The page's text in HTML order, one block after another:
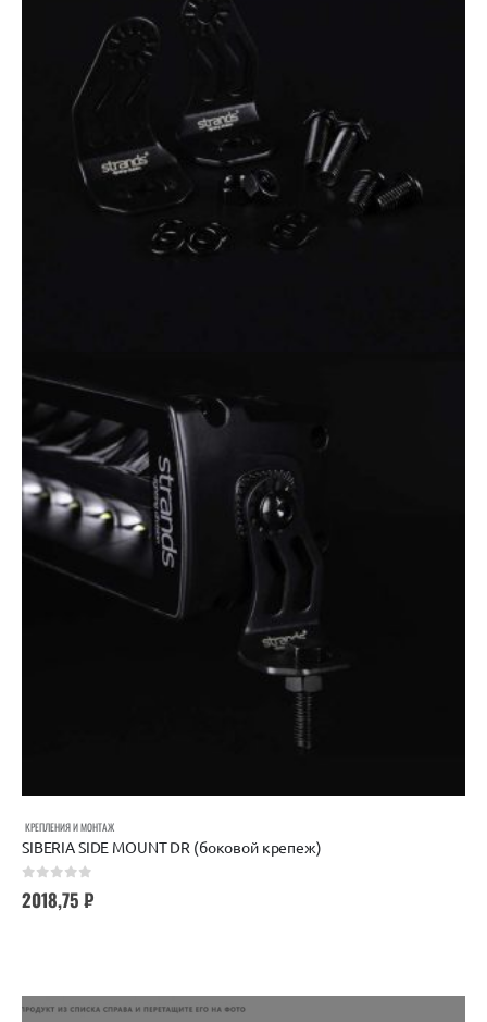
КРЕПЛЕНИЯ И МОНТАЖ
SIBERIA SIDE MOUNT DR (боковой крепеж)
2018,75 ₽